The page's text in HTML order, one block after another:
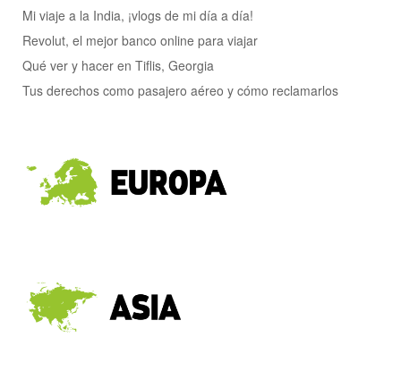
Mi viaje a la India, ¡vlogs de mi día a día!
Revolut, el mejor banco online para viajar
Qué ver y hacer en Tiflis, Georgia
Tus derechos como pasajero aéreo y cómo reclamarlos